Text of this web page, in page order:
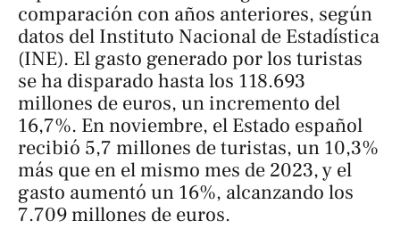
comparación con años anteriores, según
datos del Instituto Nacional de Estadística
(INE). El gasto generado por los turistas
se ha disparado hasta los 118.693
millones de euros, un incremento del
16,7%. En noviembre, el Estado español
recibió 5,7 millones de turistas, un 10,3%
más que en el mismo mes de 2023, y el
gasto aumentó un 16%, alcanzando los
7.709 millones de euros.